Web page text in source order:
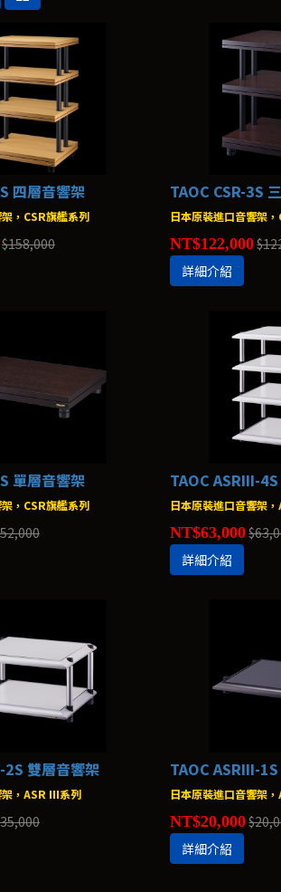
四層音響架
，CSR旗艦系列
$158,000
TAOC CSR-3S
日本原裝進口音響架
NT$122,000
詳細介紹
單層音響架
，CSR旗艦系列
TAOC ASRIII-
日本原裝進口音響架
NT$63,000
詳細介紹
2S 雙層音響架
，ASR III系列
TAOC ASRIII-
日本原裝進口音響架
NT$20,000
詳細介紹